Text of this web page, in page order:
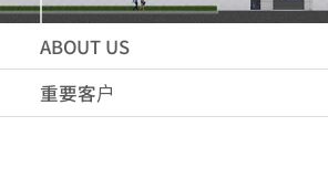
ABOUT US
重要客户